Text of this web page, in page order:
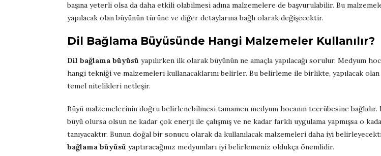
başına yeterli olsa da daha etkili olabilmesi adına malzemelere de başvurulabilir. Bu
yapılacak olan büyünün türüne ve diğer detaylarına bağlı olarak değişecektir.
Dil Bağlama Büyüsünde Hangi Malzemeler Kullanılır?
Dil bağlama büyüsü yapılırken ilk olarak büyünün ne amaçla yapılacağı sorulur. Medyum
hangi tekniği ve malzemeleri kullanacaklarını belirler. Bu belirleme ile birlikte, yapılacak olan
temel nitelikleri netleşir.
Büyü malzemelerinin doğru belirlenebilmesi tamamen medyum hocanın tecrübesine bağlıdır.
büyü olursa olsun ne kadar çok enerji ile çalışmış ve ne kadar farklı uygulama yapmışsa o
tanıyacaktır. Bunun doğal bir sonucu olarak da kullanılacak malzemeleri daha iyi
bağlama büyüsü yaptıracağınız medyumları iyi belirlemeniz oldukça önemlidir.